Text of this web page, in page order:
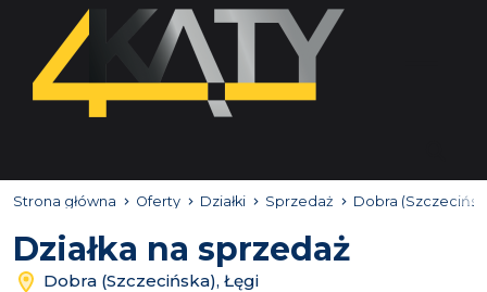
Strona główna Oferty Działki Sprzedaż Dobra
Działka na sprzedaż
Dobra (Szczecińska), Łęgi